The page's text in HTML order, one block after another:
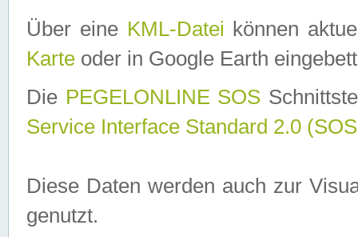
Über eine KML-Datei können
Karte oder in Google Earth
Die PEGELONLINE SOS
Service Interface Standard 2.0
Diese Daten werden auch zur
genutzt.